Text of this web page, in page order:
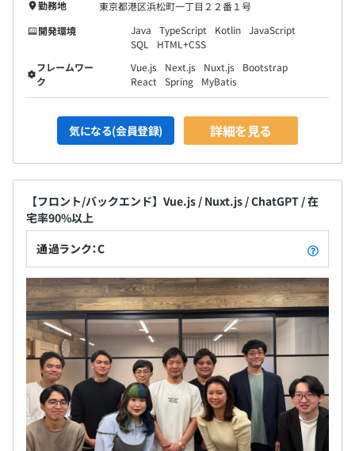
勤務地
東京都港区浜松町一丁目２２番１号
開発環境
Java TypeScript Kotlin JavaScript
SQL
HTML+CSS
フレームワー
ク
Vue.js Next.js Nuxt.js
Bootstrap
React Spring MyBatis
気になる(会員登録) 詳細を見る
【フロント/バックエンド】Vue.js / Nuxt.js / ChatGPT / 在
宅率90%以上
通過ランク：C